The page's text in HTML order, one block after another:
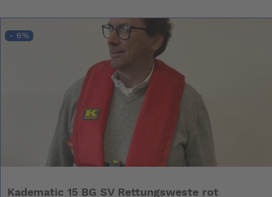
- 6%
Kadematic 15 BG SV Rettungsweste rot